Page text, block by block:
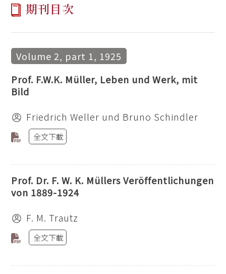
期刊目次
Volume 2, part 1, 1925
Prof. F.W.K. Müller, Leben und Werk, mit
Bild
Friedrich Weller und Bruno Schindler
全文下載
Prof. Dr. F. W. K. Müllers Veröffentlichungen
von 1889-1924
F. M. Trautz
全文下載